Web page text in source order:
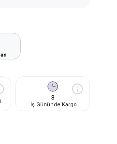
3
İş Gününde Kargo